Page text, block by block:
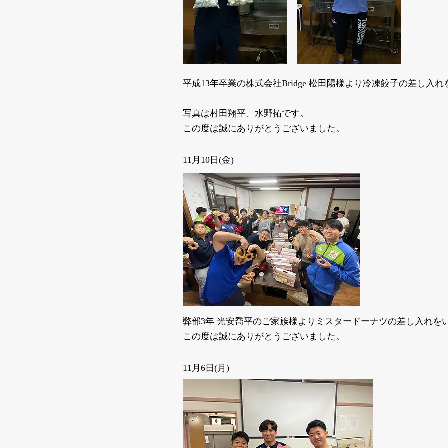
平成13年卒業の株式会社Bridge 松田陽様より冷凍餃子の差し入れ
写真は村田翔平、水野拓です。
この度は誠にありがとうございました。
11月10日(金)
弊部3年 光安喬平のご家族様よりミスタードーナツの差し入れを
この度は誠にありがとうございました。
11月6日(月)